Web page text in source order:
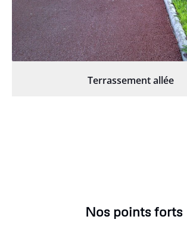
Terrassement allée
Nos points forts